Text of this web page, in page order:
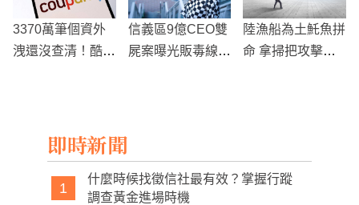
3370萬筆個資外
洩還沒查清！酷澎
信義區9億CEO雙
屍案曝光販毒線！
陸漁船為土魠魚拼
命 拿掃把攻擊海
即時新聞
1
什麼時候找徵信社最有效？掌握行蹤
調查黃金進場時機